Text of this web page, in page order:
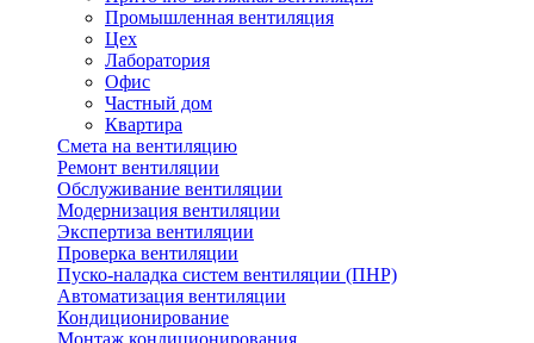
Промышленная вентиляция
Цех
Лаборатория
Офис
Частный дом
Квартира
Смета на вентиляцию
Ремонт вентиляции
Обслуживание вентиляции
Модернизация вентиляции
Экспертиза вентиляции
Проверка вентиляции
Пуско-наладка систем вентиляции (ПНР)
Автоматизация вентиляции
Кондиционирование
Монтаж кондиционирования